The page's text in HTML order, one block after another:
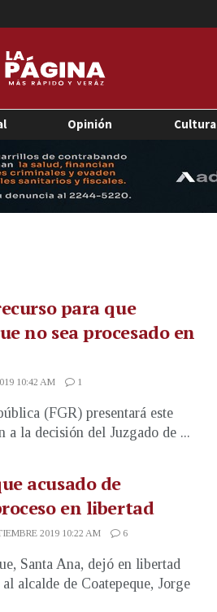
Opinión Cultura
para que
no sea procesado en
10:42 AM 1
(FGR) presentará este
a la decisión del Juzgado de ...
acusado de
en libertad
2019 10:22 AM 6
Santa Ana, dejó en libertad
alcalde de Coatepeque, Jorge